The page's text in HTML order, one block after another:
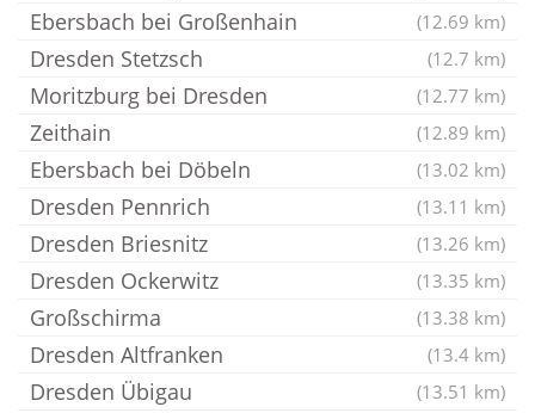
Ebersbach bei Großenhain (12.69 km)
Dresden Stetzsch (12.7 km)
Moritzburg bei Dresden (12.77 km)
Zeithain (12.89 km)
Ebersbach bei Döbeln (13.02 km)
Dresden Pennrich (13.11 km)
Dresden Briesnitz (13.26 km)
Dresden Ockerwitz (13.35 km)
Großschirma (13.38 km)
Dresden Altfranken (13.4 km)
Dresden Übigau (13.51 km)